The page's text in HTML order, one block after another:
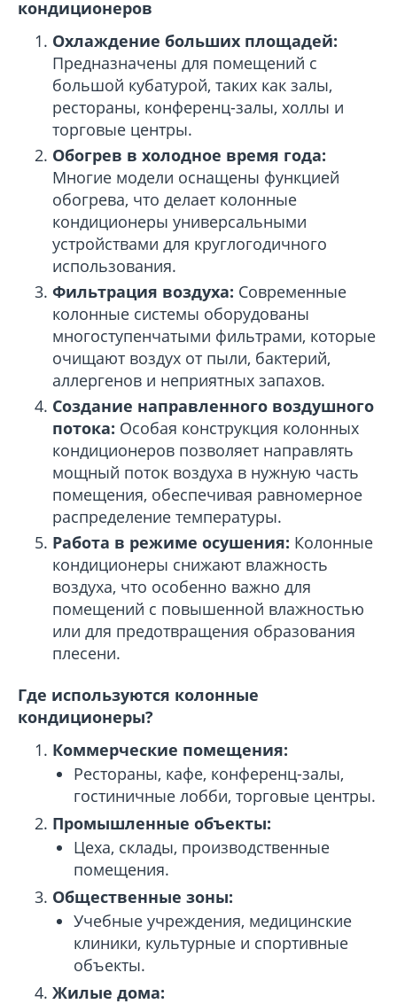
кондиционеров
Охлаждение больших площадей:
Предназначены для помещений с
большой кубатурой, таких как залы,
рестораны, конференц-залы, холлы и
торговые центры.
Обогрев в холодное время года:
Многие модели оснащены функцией
обогрева, что делает колонные
кондиционеры универсальными
устройствами для круглогодичного
использования.
Фильтрация воздуха: Современные
колонные системы оборудованы
многоступенчатыми фильтрами, которые
очищают воздух от пыли, бактерий,
аллергенов и неприятных запахов.
Создание направленного воздушного
потока: Особая конструкция колонных
кондиционеров позволяет направлять
мощный поток воздуха в нужную часть
помещения, обеспечивая равномерное
распределение температуры.
Работа в режиме осушения: Колонные
кондиционеры снижают влажность
воздуха, что особенно важно для
помещений с повышенной влажностью
или для предотвращения образования
плесени.
Где используются колонные
кондиционеры?
Коммерческие помещения:
Рестораны, кафе, конференц-залы,
гостиничные лобби, торговые центры.
Промышленные объекты:
Цеха, склады, производственные
помещения.
Общественные зоны:
Учебные учреждения, медицинские
клиники, культурные и спортивные
объекты.
Жилые дома: